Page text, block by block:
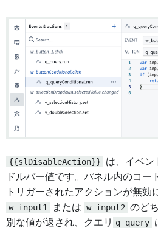
{{slDisableAction}}
は、イベン
ドルバー値です。パネル内のコー
トリガーされたアクションが無効
w_input1
または w_input2 のど
別な値が返され、クエリ q_query